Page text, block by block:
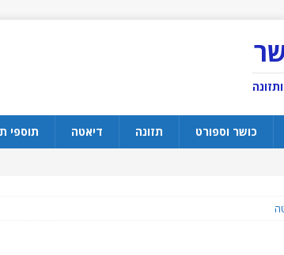
כושר וספורט תזונה דיאטה תוספי